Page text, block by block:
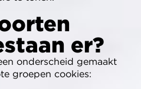
er?
onderscheid gemaakt
groepen cookies: